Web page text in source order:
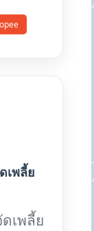
เพลี้ย
เพลี้ย